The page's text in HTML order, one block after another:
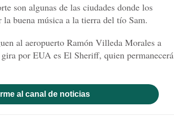
son algunas de las ciudades donde los
la buena música a la tierra del tío Sam.
al aeropuerto Ramón Villeda Morales a
por EUA es El Sheriff, quien permanecerá
al canal de noticias